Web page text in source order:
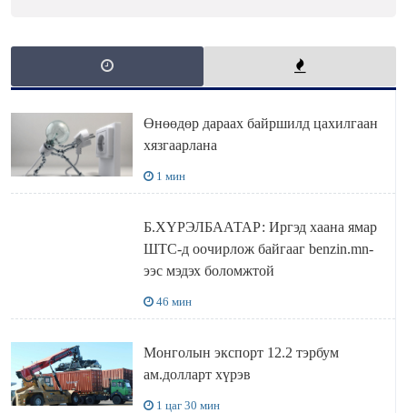
Өнөөдөр дараах байршилд цахилгаан
хязгаарлана
1 мин
Б.ХҮРЭЛБААТАР: Иргэд хаана ямар
ШТС-д оочирлож байгааг benzin.mn-
ээс мэдэх боломжтой
46 мин
Монголын экспорт 12.2 тэрбум
ам.долларт хүрэв
1 цаг 30 мин